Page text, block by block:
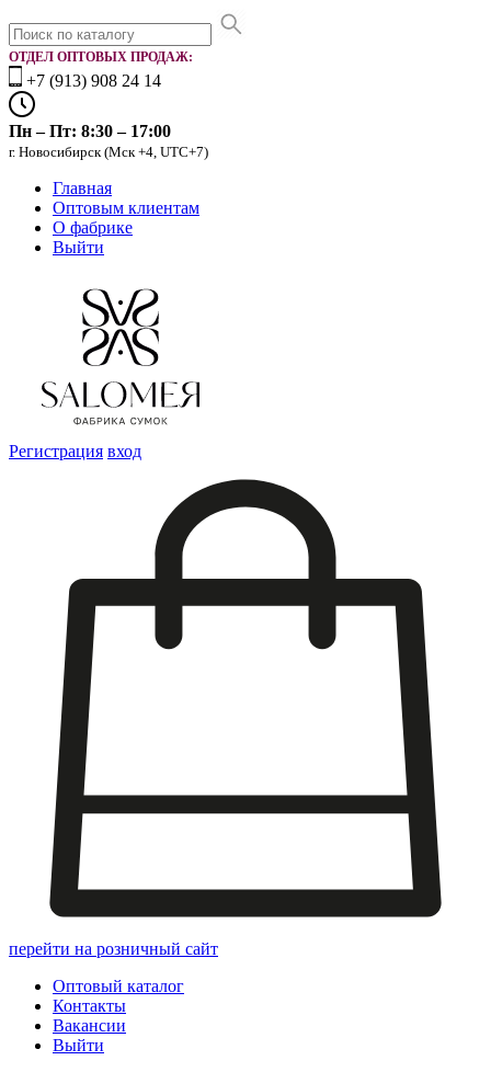
ОТДЕЛ ОПТОВЫХ ПРОДАЖ:
+7 (913) 908 24 14
Пн – Пт: 8:30 – 17:00
г. Новосибирск (Мск +4, UTC+7)
Главная
Оптовым клиентам
О фабрике
Выйти
Регистрация вход
перейти на розничный сайт
Оптовый каталог
Контакты
Вакансии
Выйти